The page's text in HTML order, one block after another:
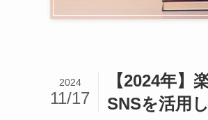
【2024年
SNSを活用
2024
11/17